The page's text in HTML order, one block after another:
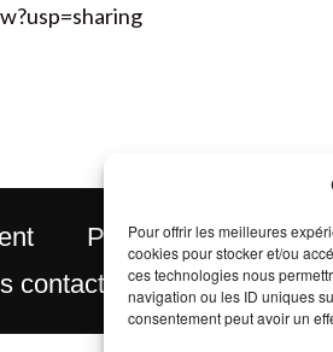
Pour offrir les meilleures
cookies pour stocker et/ou
ces technologies nous
navigation ou les ID uniques
consentement peut avoir un
Politique de
contacter